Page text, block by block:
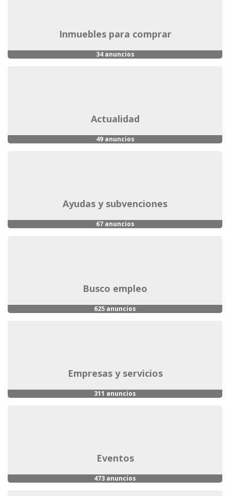
inmuebles para comprar
34 anuncios
actualidad
49 anuncios
ayudas y subvenciones
67 anuncios
busco empleo
625 anuncios
empresas y servicios
311 anuncios
eventos
473 anuncios